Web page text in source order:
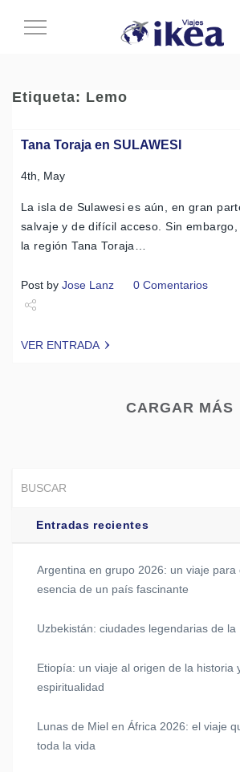
Cambiar
navegación
Etiqueta: Lemo
Tana Toraja en SULAWESI
4th, May
La isla de Sulawesi es aún, en gran
salvaje y de difícil acceso. Sin
la región Tana Toraja…
Post by Jose Lanz 0 Comentarios
VER ENTRADA
CARGAR MÁS
Entradas recientes
Argentina en grupo 2026: un viaje para
esencia de un país fascinante
Uzbekistán: ciudades legendarias de la
Etiopía: un viaje al origen de la historia
espiritualidad
Lunas de Miel en África 2026: el viaje
toda la vida